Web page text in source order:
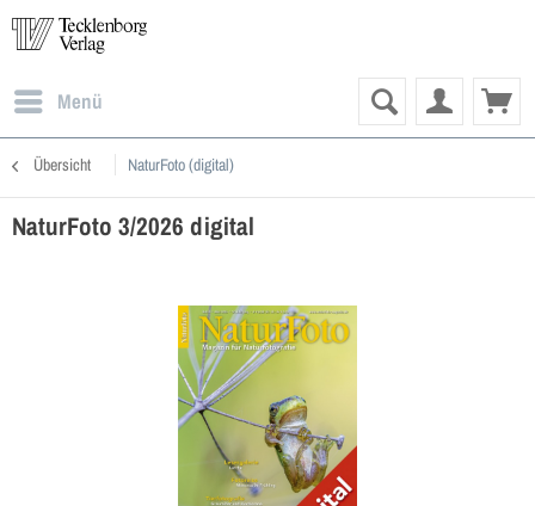
Menü
Übersicht NaturFoto (digital)
NaturFoto 3/2026 digital